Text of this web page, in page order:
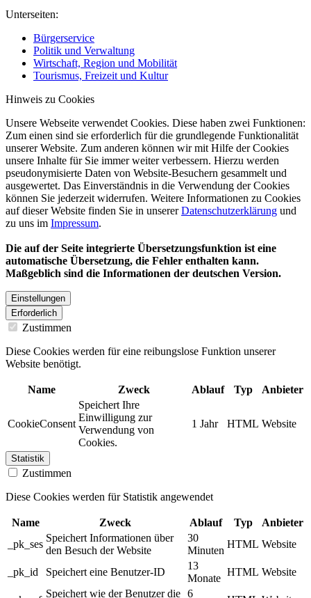
Unterseiten:
Bürgerservice
Politik und Verwaltung
Wirtschaft, Region und Mobilität
Tourismus, Freizeit und Kultur
Hinweis zu Cookies
Unsere Webseite verwendet Cookies. Diese haben zwei Funktionen:
Zum einen sind sie erforderlich für die grundlegende Funktionalität
unserer Website. Zum anderen können wir mit Hilfe der Cookies
unsere Inhalte für Sie immer weiter verbessern. Hierzu werden
pseudonymisierte Daten von Website-Besuchern gesammelt und
ausgewertet. Das Einverständnis in die Verwendung der Cookies
können Sie jederzeit widerrufen. Weitere Informationen zu Cookies
auf dieser Website finden Sie in unsererDatenschutzerklärung und
zu uns im Impressum.
Die auf der Seite integrierte Übersetzungsfunktion ist eine
automatische Übersetzung, die Fehler enthalten kann.
Maßgeblich sind die Informationen der deutschen Version.
Einstellungen
Erforderlich
Zustimmen
Diese Cookies werden für eine reibungslose Funktion unserer
Website benötigt.
Name Zweck Ablauf Typ Anbieter
CookieConsent
Speichert Ihre
Einwilligung zur
Verwendung von
Cookies.
1 Jahr HTML Website
Statistik
Zustimmen
Diese Cookies werden für Statistik angewendet
Name Zweck Ablauf Typ
Anbieter
_pk_ses
Speichert Informationen über
den Besuch der Website
30
Minuten
HTML Website
_pk_id Speichert eine Benutzer-ID
13
Monate
HTML Website
Speichert wie der Benutzer die 6